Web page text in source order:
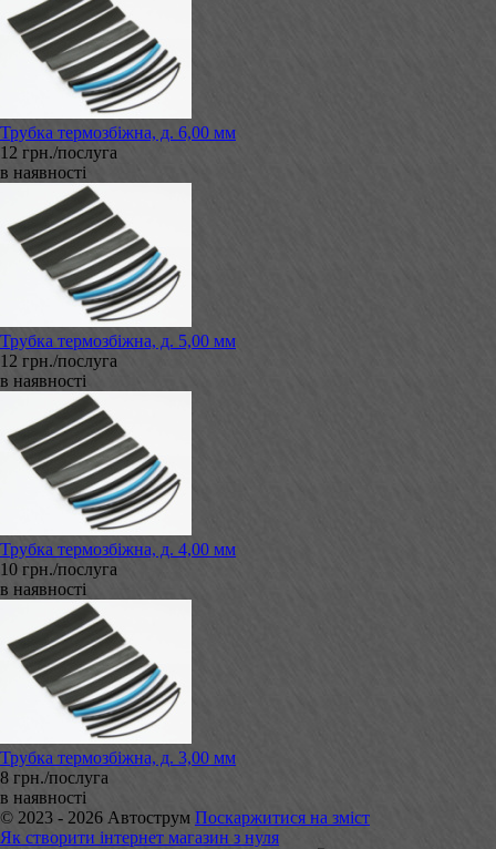
Трубка термозбіжна, д. 6,00 мм
12 грн./послуга
в наявності
Трубка термозбіжна, д. 5,00 мм
12 грн./послуга
в наявності
Трубка термозбіжна, д. 4,00 мм
10 грн./послуга
в наявності
Трубка термозбіжна, д. 3,00 мм
8 грн./послуга
в наявності
© 2023 - 2026 Автострум Поскаржитися на зміст
Як створити інтернет магазин з нуля